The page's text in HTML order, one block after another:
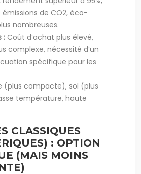
de CO2, éco-
nombreuses.
: Coût d’achat plus élevé,
complexe, nécessité d’un
spécifique pour les
(plus compacte), sol (plus
température, haute
CLASSIQUES
: OPTION
(MAIS MOINS